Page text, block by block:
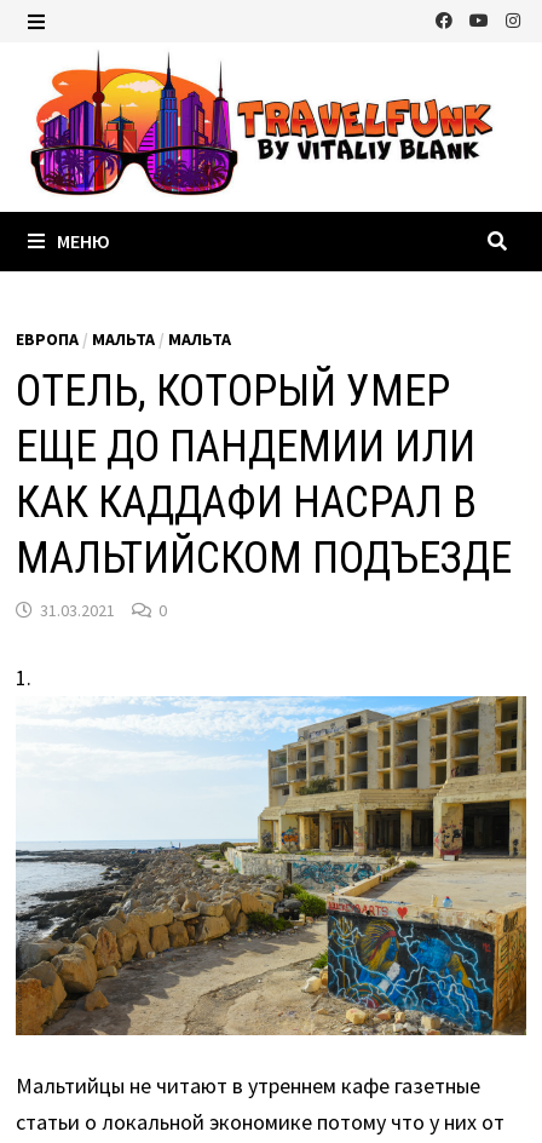
Перейти
содержимому
МЕНЮ
ЕВРОПА / МАЛЬТА / МАЛЬТА
ОТЕЛЬ, КОТОРЫЙ УМЕР
ЕЩЕ ДО ПАНДЕМИИ ИЛИ
КАК КАДДАФИ НАСРАЛ В
МАЛЬТИЙСКОМ ПОДЪЕЗДЕ
31.03.2021 0
1.
Мальтийцы не читают в утреннем кафе газетные
статьи о локальной экономике потому что у них от